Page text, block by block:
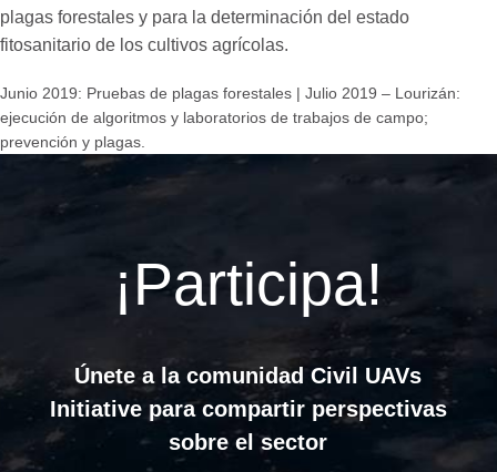
plagas forestales y para la determinación del estado
fitosanitario de los cultivos agrícolas.
Junio 2019: Pruebas de plagas forestales | Julio 2019 – Lourizán:
ejecución de algoritmos y laboratorios de trabajos de campo;
prevención y plagas.
¡Participa!
Únete a la comunidad Civil UAVs
Initiative para compartir perspectivas
sobre el sector